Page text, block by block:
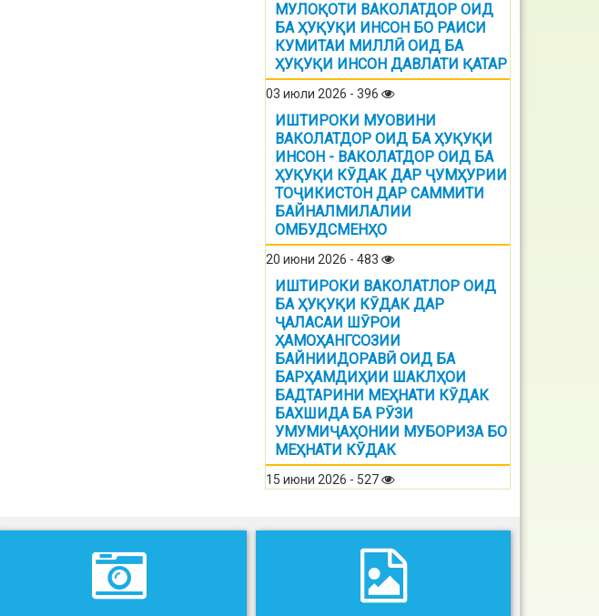
МУЛОҚОТИ ВАКОЛАТДОР ОИД
БА ҲУҚУҚИ ИНСОН БО РАИСИ
КУМИТАИ МИЛЛӢ ОИД БА
ҲУҚУҚИ ИНСОН ДАВЛАТИ ҚАТАР
03 июли 2026 - 396
ИШТИРОКИ МУОВИНИ
ВАКОЛАТДОР ОИД БА ҲУҚУҚИ
ИНСОН - ВАКОЛАТДОР ОИД БА
ҲУҚУҚИ КӮДАК ДАР ҶУМҲУРИИ
ТОҶИКИСТОН ДАР САММИТИ
БАЙНАЛМИЛАЛИИ
ОМБУДСМЕНҲО
20 июни 2026 - 483
ИШТИРОКИ ВАКОЛАТЛОР ОИД
БА ҲУҚУҚИ КӮДАК ДАР
ҶАЛАСАИ ШӮРОИ
ҲАМОҲАНГСОЗИИ
БАЙНИИДОРАВӢ ОИД БА
БАРҲАМДИҲИИ ШАКЛҲОИ
БАДТАРИНИ МЕҲНАТИ КӮДАК
БАХШИДА БА РӮЗИ
УМУМИҶАҲОНИИ МУБОРИЗА БО
МЕҲНАТИ КӮДАК
15 июни 2026 - 527